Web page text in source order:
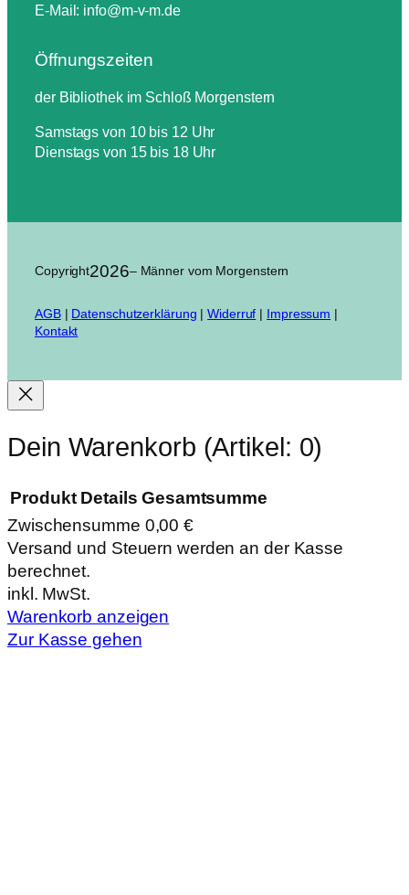
E-Mail: info@m-v-m.de
Öffnungszeiten
der Bibliothek im Schloß Morgenstern
Samstags von 10 bis 12 Uhr
Dienstags von 15 bis 18 Uhr
Copyright2026– Männer vom Morgenstern
AGB| Datenschutzerklärung |Widerruf | Impressum |
Kontakt
Dein Warenkorb (Artikel: 0)
Produkte
im
Warenkorb
Produkt Details Gesamtsumme
Zwischensumme 0,00 €
Versand und Steuern werden an der Kasse
berechnet.
inkl. MwSt.
Warenkorb anzeigen
Zur Kasse gehen